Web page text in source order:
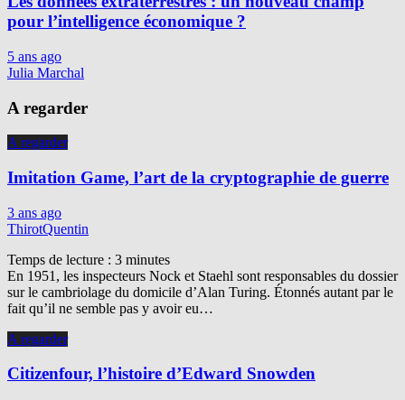
pour l’intelligence économique ?
5 ans ago
Julia Marchal
A regarder
A regarder
Imitation Game, l’art de la cryptographie de guerre
3 ans ago
ThirotQuentin
Temps de lecture : 3 minutes
En 1951, les inspecteurs Nock et Staehl sont responsables du dossier
sur le cambriolage du domicile d’Alan Turing. Étonnés autant par le
fait qu’il ne semble pas y avoir eu…
A regarder
Citizenfour, l’histoire d’Edward Snowden